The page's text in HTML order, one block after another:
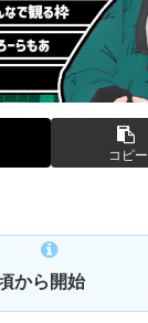
コピー
から開始